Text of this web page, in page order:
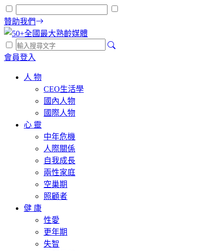
贊助我們
會員登入
人 物
CEO生活學
國內人物
國際人物
心 靈
中年危機
人際關係
自我成長
兩性家庭
空巢期
照顧者
健 康
性愛
更年期
失智